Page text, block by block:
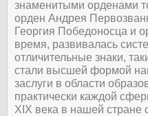
знаменитыми орденами
орден Андрея
Георгия Победоносца и
время, развивалась
отличительные знаки,
стали высшей формой
заслуги в области
практически каждой
XIX века в нашей